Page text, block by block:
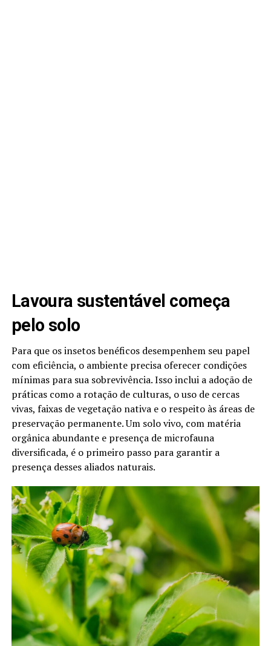
Lavoura sustentável começa
pelo solo
Para que os insetos benéficos desempenhem seu papel
com eficiência, o ambiente precisa oferecer condições
mínimas para sua sobrevivência. Isso inclui a adoção de
práticas como a rotação de culturas, o uso de cercas
vivas, faixas de vegetação nativa e o respeito às áreas de
preservação permanente. Um solo vivo, com matéria
orgânica abundante e presença de microfauna
diversificada, é o primeiro passo para garantir a
presença desses aliados naturais.